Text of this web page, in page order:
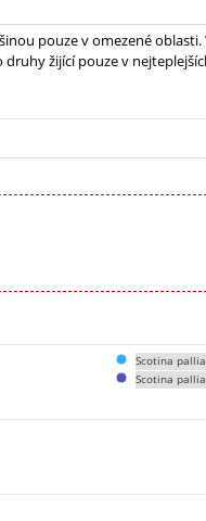
pouze v omezené oblasti.
žijící pouze v
Scotina
Scotina